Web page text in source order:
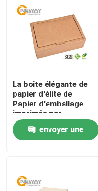
Maison
Au sujet de nous
La boîte élégante de
papier d'élite de
Papier d'emballage
imprimée par
coutume, réutilisent la
boîte rigide de papier
de cadeau
envoyer une